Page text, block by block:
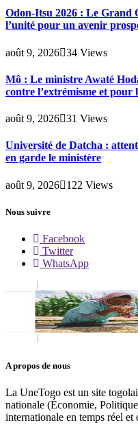
Odon-Itsu 2026 : Le Grand
l’unité pour un avenir
août 9, 2026 34 Views
Mô : Le ministre Awaté
contre l’extrémisme et pour
août 9, 2026 31 Views
Université de Datcha :
en garde le ministère
août 9, 2026 122 Views
Nous suivre
Facebook
Twitter
WhatsApp
A propos de nous
La UneTogo est un site
nationale (Économie,
internationale en temps réel et